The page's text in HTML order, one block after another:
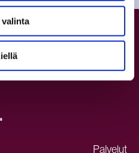
valinta
Palvelut